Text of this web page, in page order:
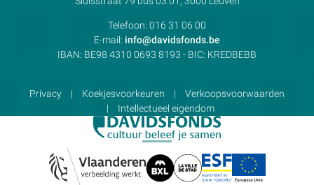
Telefoon: 016 31 06 00
E-mail: info@davidsfonds.be
IBAN: BE98 4310 0693 8193 - BIC: KREDBEBB
Privacy Koekjesvoorkeuren
Verkoopsvoorwaarden
Intellectueel eigendom